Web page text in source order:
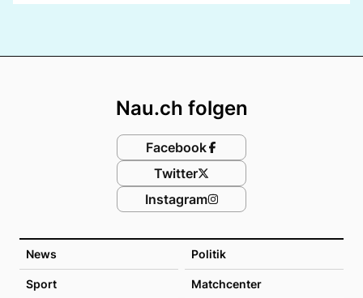
News Politik
Sport Matchcenter
Nau.ch folgen
Facebook
Twitter
Instagram